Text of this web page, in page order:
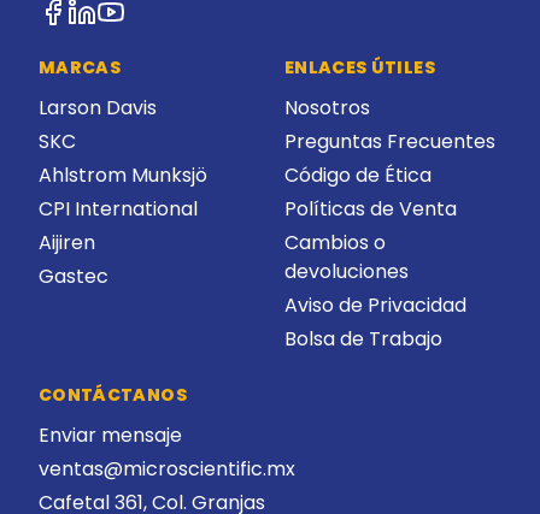
MARCAS
Larson Davis
SKC
Ahlstrom Munksjö
CPI International
Aijiren
Gastec
ENLACES ÚTILES
Nosotros
Preguntas Frecuentes
Código de Ética
Políticas de Venta
Cambios o
devoluciones
Aviso de Privacidad
Bolsa de Trabajo
CONTÁCTANOS
Enviar mensaje
ventas@microscientific.mx
Cafetal 361, Col. Granjas